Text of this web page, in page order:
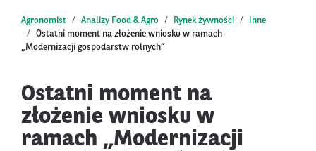
Agronomist Analizy Food & Agro Rynek żywności
Inne
Ostatni moment na złożenie wniosku w ramach
„Modernizacji gospodarstw rolnych”
Ostatni moment na
złożenie wniosku w
ramach „Modernizacji